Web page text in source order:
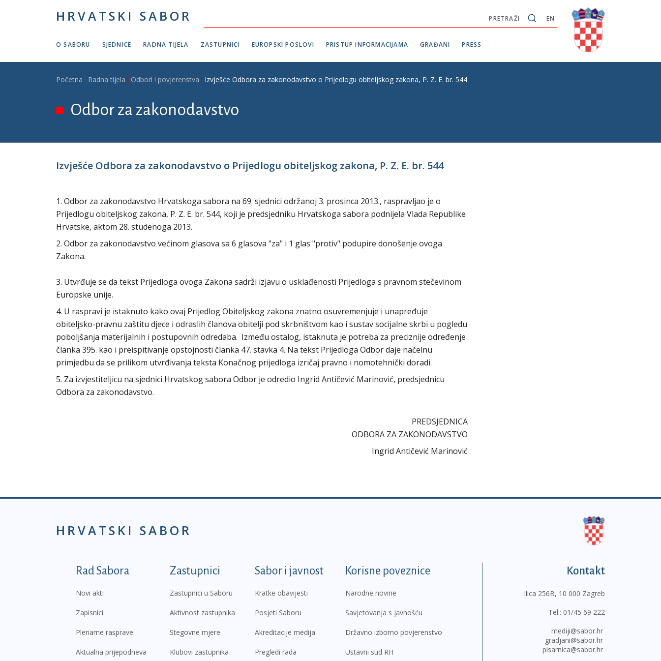
HRVATSKI SABOR EN
PRETRAŽI
O SABORU SJEDNICE RADNA TIJELA ZASTUPNICI EUROPSKI POSLOVI PRISTUP INFORMACIJAMA GRAĐANI PRESS
Breadcrumb
Početna Radna tijela Odbori i povjerenstva Izvješće Odbora za zakonodavstvo o Prijedlogu obiteljskog zakona, P. Z. E. br. 544
Odbor za zakonodavstvo
Izvješće Odbora za zakonodavstvo o Prijedlogu obiteljskog zakona, P. Z. E. br. 544
1. Odbor za zakonodavstvo Hrvatskoga sabora na 69. sjednici održanoj 3. prosinca 2013., raspravljao je o
Prijedlogu obiteljskog zakona, P. Z. E. br. 544, koji je predsjedniku Hrvatskoga sabora podnijela Vlada Republike
Hrvatske, aktom 28. studenoga 2013.
2. Odbor za zakonodavstvo većinom glasova sa 6 glasova "za" i 1 glas "protiv" podupire donošenje ovoga
Zakona.
3. Utvrđuje se da tekst Prijedloga ovoga Zakona sadrži izjavu o usklađenosti Prijedloga s pravnom stečevinom
Europske unije.
4. U raspravi je istaknuto kako ovaj Prijedlog Obiteljskog zakona znatno osuvremenjuje i unapređuje
obiteljsko-pravnu zaštitu djece i odraslih članova obitelji pod skrbništvom kao i sustav socijalne skrbi u pogledu
poboljšanja materijalnih i postupovnih odredaba. Između ostalog, istaknuta je potreba za preciznije određenje
članka 395. kao i preispitivanje opstojnosti članka 47. stavka 4. Na tekst Prijedloga Odbor daje načelnu
primjedbu da se prilikom utvrđivanja teksta Konačnog prijedloga izričaj pravno i nomotehnički doradi.
5. Za izvjestiteljicu na sjednici Hrvatskog sabora Odbor je odredio Ingrid Antičević Marinović, predsjednicu
Odbora za zakonodavstvo.
PREDSJEDNICA
ODBORA ZA ZAKONODAVSTVO
Ingrid Antičević Marinović
HRVATSKI SABOR
Podnožje prvi izbornik
Rad Sabora
Novi akti
Zapisnici
Plenarne rasprave
Aktualna prijepodneva
Zastupnici
Zastupnici u Saboru
Aktivnost zastupnika
Stegovne mjere
Klubovi zastupnika
Sabor i javnost
Kratke obavijesti
Posjeti Saboru
Akreditacije medija
Pregledi rada
Korisne poveznice
Narodne novine
Savjetovanja s javnošću
Državno izborno povjerenstvo
Ustavni sud RH
Kontakt
Ilica 256B, 10 000 Zagreb
Tel.: 01/45 69 222
mediji@sabor.hr
gradjani@sabor.hr
pisarnica@sabor.hr